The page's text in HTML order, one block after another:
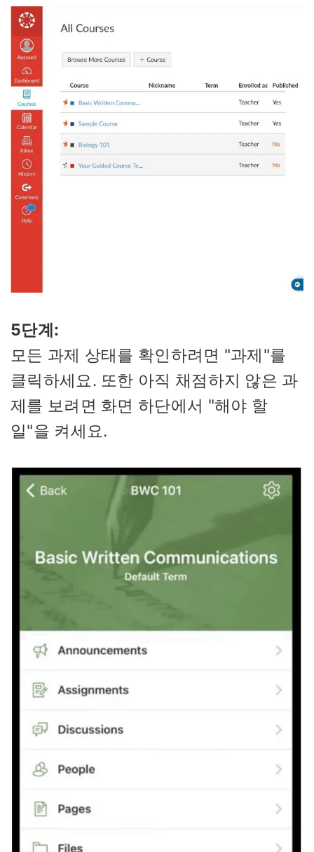
5단계:
모든 과제 상태를 확인하려면 "과제"를
클릭하세요. 또한 아직 채점하지 않은 과
제를 보려면 화면 하단에서 "해야 할
일"을 켜세요.